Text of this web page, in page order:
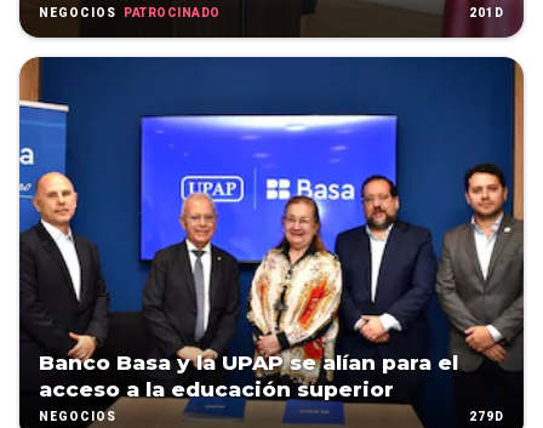
NEGOCIOS PATROCINADO 201D
Banco Basa y la UPAP se alían para el
acceso a la educación superior
NEGOCIOS 279D